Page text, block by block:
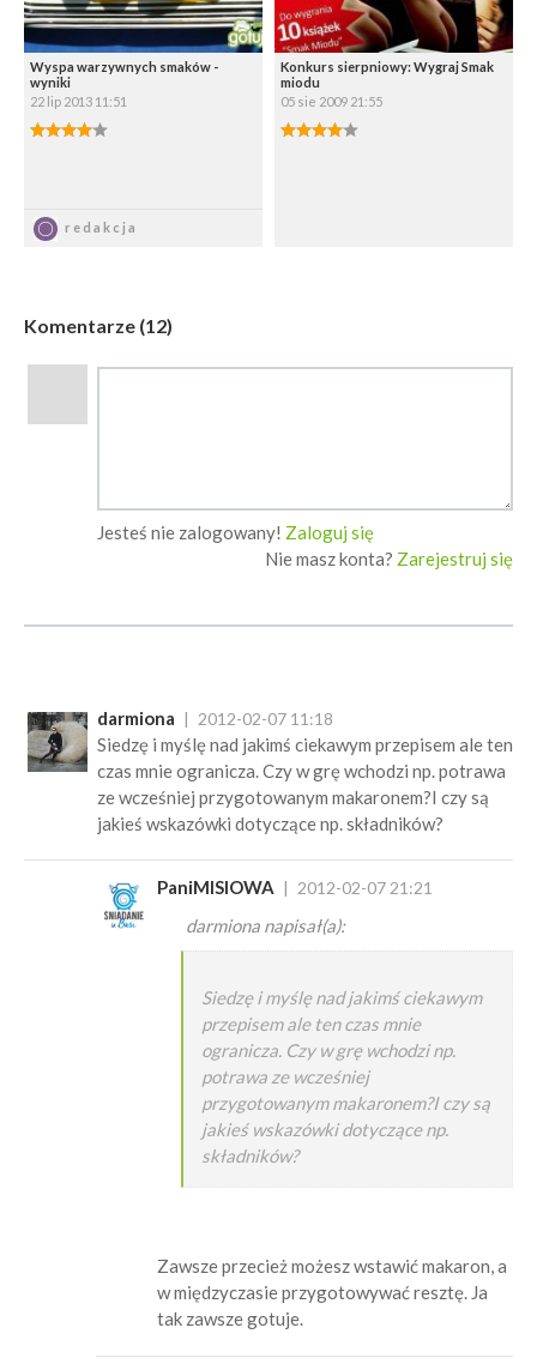
Wyspa warzywnych smaków -
wyniki
22 lip 2013 11:51
4.00/5
redakcja
Konkurs sierpniowy: Wygraj Smak
miodu
05 sie 2009 21:55
4.00/5
Komentarze (12)
Jesteś nie zalogowany! Zaloguj się
Nie masz konta? Zarejestruj się
darmiona 2012-02-07 11:18
Siedzę i myślę nad jakimś ciekawym przepisem ale ten
czas mnie ogranicza. Czy w grę wchodzi np. potrawa
ze wcześniej przygotowanym makaronem?I czy są
jakieś wskazówki dotyczące np. składników?
PaniMISIOWA 2012-02-07 21:21
darmiona napisał(a):
Siedzę i myślę nad jakimś ciekawym
przepisem ale ten czas mnie
ogranicza. Czy w grę wchodzi np.
potrawa ze wcześniej
przygotowanym makaronem?I czy są
jakieś wskazówki dotyczące np.
składników?
Zawsze przecież możesz wstawić makaron, a
w międzyczasie przygotowywać resztę. Ja
tak zawsze gotuje.